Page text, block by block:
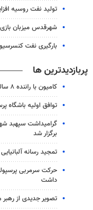
تولید نفت روسیه
شهرقدس میزبان
بارگیری نفت
پربازدیدترین ها
کامیون با راننده ۸ ساله در اصفهان توقیف شد
توافق اولیه باشگاه
گرامیداشت سپهبد
برگزار شد
تمجید رسانه
حرکت سرمربی
داشت
تصویر جدیدی از